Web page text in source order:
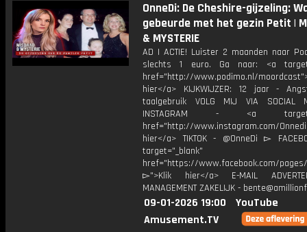
OnneDi: De Cheshire-gijzeling:
gebeurde met het gezin Petit |
& MYSTERIE
AD | ACTIE! Luister 2 maanden naar
slechts 1 euro. Ga naar: <a
href="http://www.podimo.nl/
hier</a> KIJKWIJZER: 12 jaar -
taalgebruik VOLG MIJ VIA SOCIAL
INSTAGRAM - <a
href="http://www.instagram.com/
hier</a> TIKTOK - @OnneDi ▻
target="_blank"
href="https://www.facebook.com/pages/
▻">Klik hier</a> E-MAIL
MANAGEMENT ZAKELIJK -
09-01-2026 19:00
YouTube
Amusement.TV